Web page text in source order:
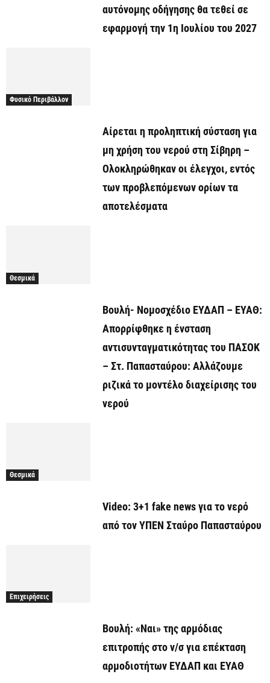
αυτόνομης οδήγησης θα τεθεί σε
εφαρμογή την 1η Ιουλίου του 2027
Φυσικό Περιβάλλον
Αίρεται η προληπτική σύσταση για
μη χρήση του νερού στη Σίβηρη –
Ολοκληρώθηκαν οι έλεγχοι, εντός
των προβλεπόμενων ορίων τα
αποτελέσματα
Θεσμικά
Βουλή- Νομοσχέδιο ΕΥΔΑΠ – ΕΥΑΘ:
Απορρίφθηκε η ένσταση
αντισυνταγματικότητας του ΠΑΣΟΚ
– Στ. Παπασταύρου: Αλλάζουμε
ριζικά το μοντέλο διαχείρισης του
νερού
Θεσμικά
Video: 3+1 fake news για το νερό
από τον ΥΠΕΝ Σταύρο Παπασταύρου
Επιχειρήσεις
Βουλή: «Ναι» της αρμόδιας
επιτροπής στο ν/σ για επέκταση
αρμοδιοτήτων ΕΥΔΑΠ και ΕΥΑΘ